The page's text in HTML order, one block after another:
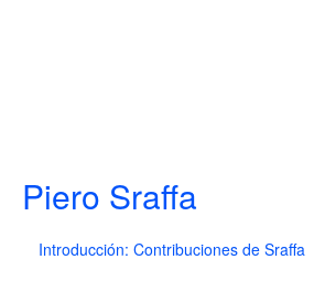
Piero Sraffa
Introducción: Contribuciones de Sraffa